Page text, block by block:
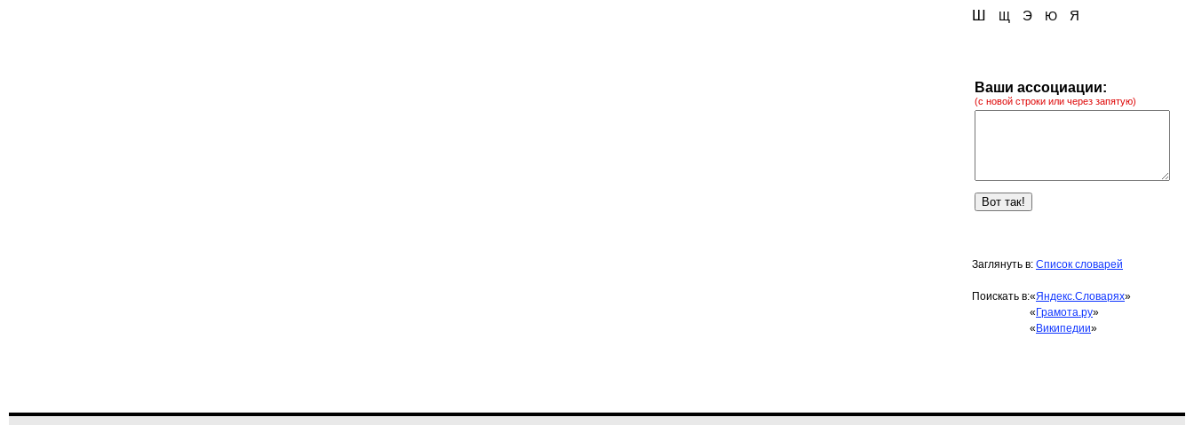
Ш Щ Э Ю Я
Ваши ассоциации:
(с новой строки или через запятую)
Заглянуть в: Список словарей
Поискать в:«Яндекс.Словарях»
« Грамота.ру»
« Википедии»